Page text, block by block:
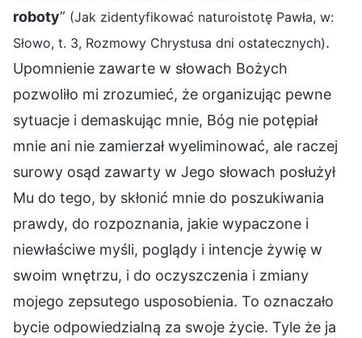
roboty” (Jak zidentyfikować naturoistotę Pawła, w:
Słowo, t. 3, Rozmowy Chrystusa dni ostatecznych).
Upomnienie zawarte w słowach Bożych
pozwoliło mi zrozumieć, że organizując pewne
sytuacje i demaskując mnie, Bóg nie potępiał
mnie ani nie zamierzał wyeliminować, ale raczej
surowy osąd zawarty w Jego słowach posłużył
Mu do tego, by skłonić mnie do poszukiwania
prawdy, do rozpoznania, jakie wypaczone i
niewłaściwe myśli, poglądy i intencje żywię w
swoim wnętrzu, i do oczyszczenia i zmiany
mojego zepsutego usposobienia. To oznaczało
bycie odpowiedzialną za swoje życie. Tyle że ja